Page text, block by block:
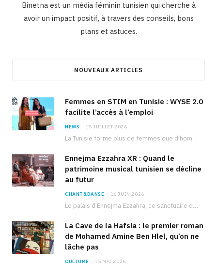
Binetna est un média féminin tunisien qui cherche à
avoir un impact positif, à travers des conseils, bons
plans et astuces.
NOUVEAUX ARTICLES
Femmes en STIM en Tunisie : WYSE 2.0
facilite l’accès à l’emploi
NEWS 15 JUILLET 2026
La Tunisie forme plus de femmes que d’hommes dans les filières scientifiques. Pourtant, pour beaucoup…
Ennejma Ezzahra XR : Quand le
patrimoine musical tunisien se décline
au futur
CHANT&DANSE 16 JUIN 2026
Le palais d’Ennejma Ezzahra, ce sanctuaire de la musique tunisienne et méditerranéenne construit par le…
La Cave de la Hafsia : le premier roman
de Mohamed Amine Ben Hlel, qu’on ne
lâche pas
CULTURE 15 MAI 2026